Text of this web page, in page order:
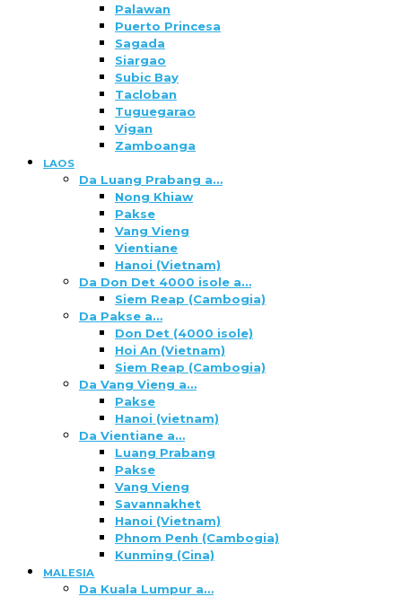
Palawan
Puerto Princesa
Sagada
Siargao
Subic Bay
Tacloban
Tuguegarao
Vigan
Zamboanga
LAOS
Da Luang Prabang a…
Nong Khiaw
Pakse
Vang Vieng
Vientiane
Hanoi (Vietnam)
Da Don Det 4000 isole a…
Siem Reap (Cambogia)
Da Pakse a…
Don Det (4000 isole)
Hoi An (Vietnam)
Siem Reap (Cambogia)
Da Vang Vieng a…
Pakse
Hanoi (vietnam)
Da Vientiane a…
Luang Prabang
Pakse
Vang Vieng
Savannakhet
Hanoi (Vietnam)
Phnom Penh (Cambogia)
Kunming (Cina)
MALESIA
Da Kuala Lumpur a…